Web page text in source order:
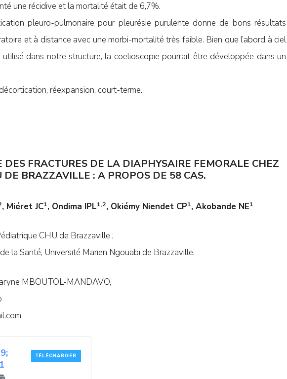
une récidive et la mortalité était de 6,7%.
pleuro-pulmonaire pour pleurésie purulente donne de bons résultats
et à distance avec une morbi-mortalité très faible. Bien que l’abord à ciel
dans notre structure, la coelioscopie pourrait être développée dans un
réexpansion, court-terme.
DES FRACTURES DE LA DIAPHYSAIRE FEMORALE CHEZ
DE BRAZZAVILLE : A PROPOS DE 58 CAS.
, Miéret JC1, Ondima IPL1,2, Okiémy Niendet CP1, Akobande NE1
CHU de Brazzaville ;
la Santé, Université Marien Ngouabi de Brazzaville.
MBOUTOL-MANDAVO,
TÉLÉCHARGER